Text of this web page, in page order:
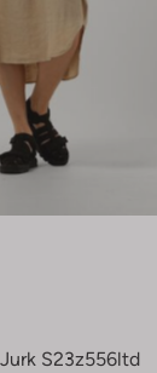
S23z556ltd